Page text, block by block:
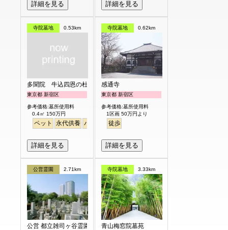
詳細を見る 詳細を見る
寺院墓地 0.53km
多聞院 牛込四恩の杜
東京都 新宿区
参考価格:墓所使用料
0.4㎡ 150万円
ペット 永代供養 バリアフリー
詳細を見る
寺院墓地 0.62km
感通寺
東京都 新宿区
参考価格:墓所使用料
1区画 50万円より
徒歩
詳細を見る
公営霊園 2.71km
公営 都立雑司ヶ谷霊園
寺院墓地 3.33km
青山梅窓院墓苑